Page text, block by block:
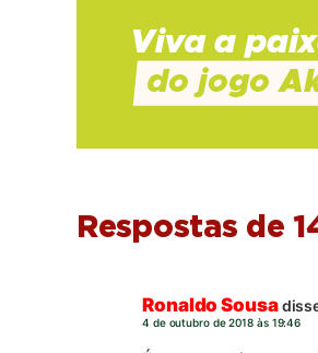
Respostas de
Ronaldo Sousa
4 de outubro de 2018 às 19:46